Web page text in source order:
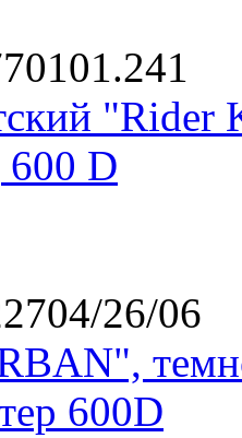
"Rider
600 D
26/06
600D